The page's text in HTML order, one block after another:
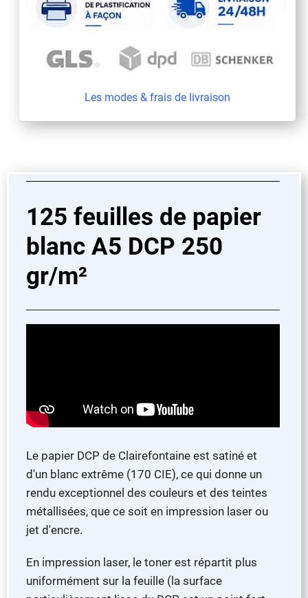
Les modes & frais de livraison
125 feuilles de papier
blanc A5 DCP 250
gr/m²
Le papier DCP de Clairefontaine est satiné et
d'un blanc extrême (170 CIE), ce qui donne un
rendu exceptionnel des couleurs et des teintes
métallisées, que ce soit en impression laser ou
jet d'encre.
En impression laser, le toner est répartit plus
uniformément sur la feuille (la surface